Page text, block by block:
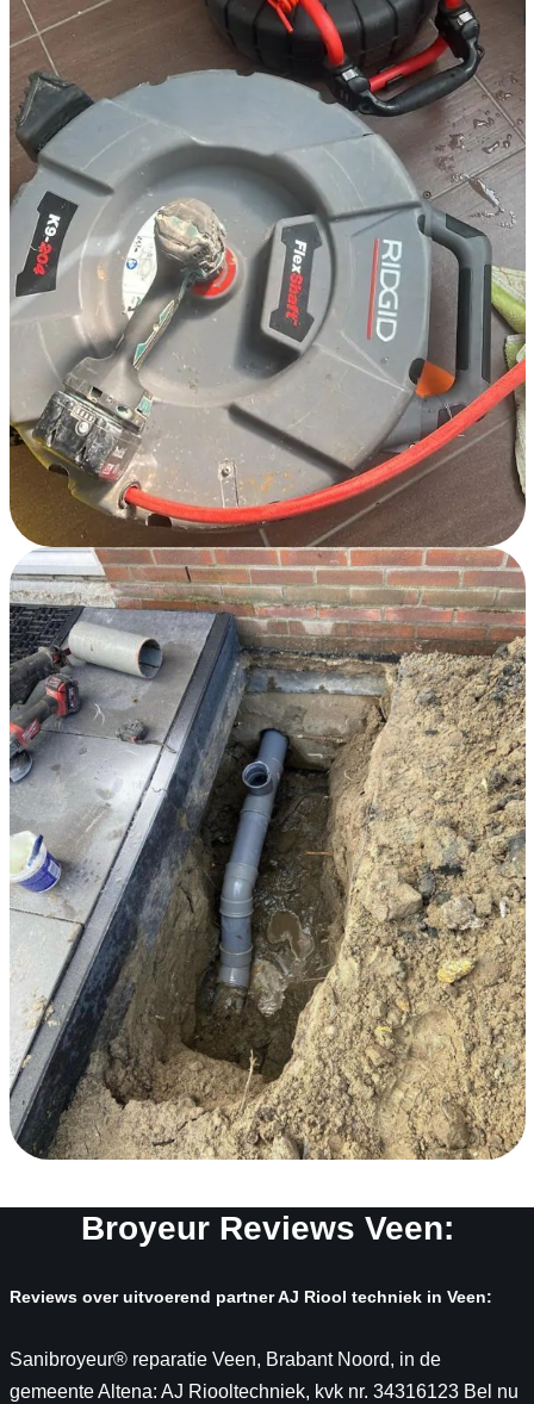
Broyeur Reviews Veen:
Reviews over uitvoerend partner AJ Riool techniek in Veen:
Sanibroyeur® reparatie Veen, Brabant Noord, in de
gemeente Altena: AJ Riooltechniek, kvk nr. 34316123 Bel nu